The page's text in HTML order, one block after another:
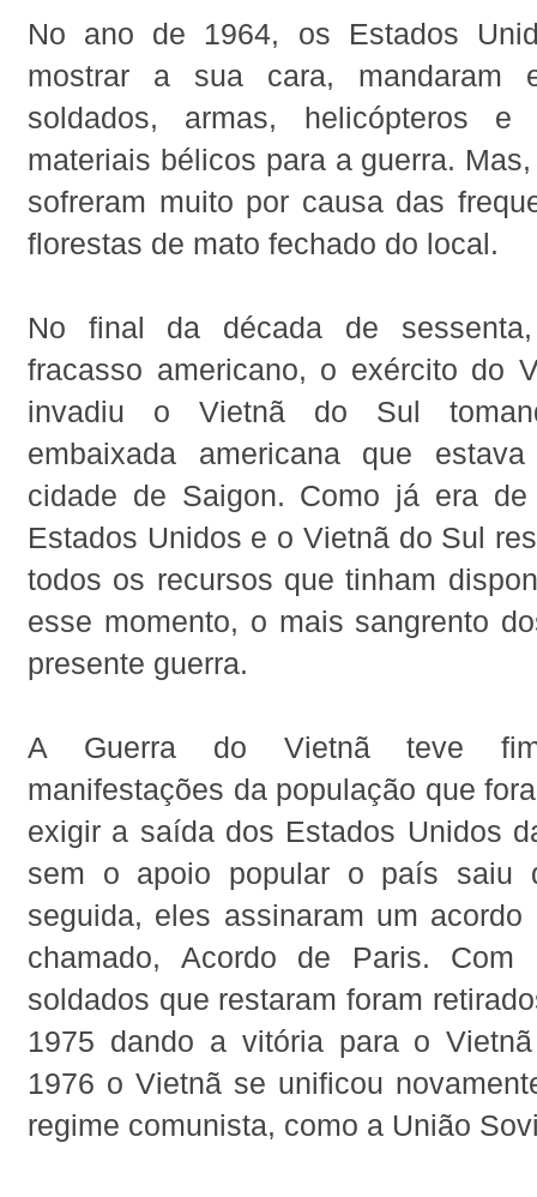
No ano de 1964, os Estados
mostrar a sua cara, mandaram
soldados, armas, helicópteros e
materiais bélicos para a guerra.
sofreram muito por causa das
florestas de mato fechado do local.
No final da década de
fracasso americano, o exército do
invadiu o Vietnã do Sul
embaixada americana que
cidade de Saigon. Como já era
Estados Unidos e o Vietnã do Sul
todos os recursos que tinham
esse momento, o mais sangrento
presente guerra.
A Guerra do Vietnã teve
manifestações da população que
exigir a saída dos Estados Unidos
sem o apoio popular o país saiu
seguida, eles assinaram um acordo
chamado, Acordo de Paris.
soldados que restaram foram
1975 dando a vitória para o
1976 o Vietnã se unificou
regime comunista, como a União